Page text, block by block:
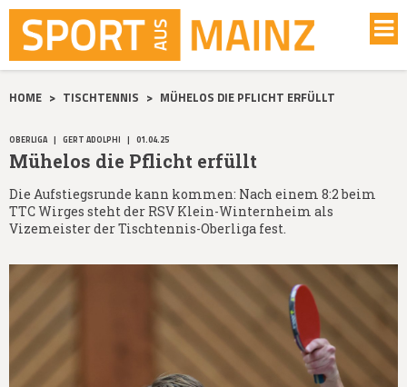
HOME > TISCHTENNIS > MÜHELOS DIE PFLICHT ERFÜLLT
OBERLIGA | GERT ADOLPHI | 01.04.25
Mühelos die Pflicht erfüllt
Die Aufstiegsrunde kann kommen: Nach einem 8:2 beim
TTC Wirges steht der RSV Klein-Winternheim als
Vizemeister der Tischtennis-Oberliga fest.